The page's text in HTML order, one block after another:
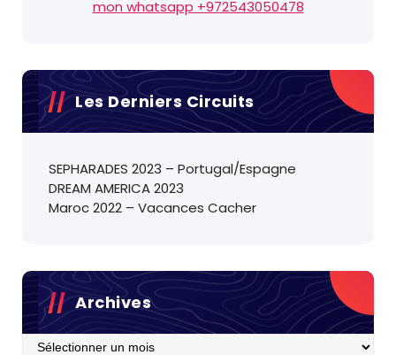
mon whatsapp +972543050478
Les Derniers Circuits
SEPHARADES 2023 – Portugal/Espagne
DREAM AMERICA 2023
Maroc 2022 – Vacances Cacher
Archives
Archives